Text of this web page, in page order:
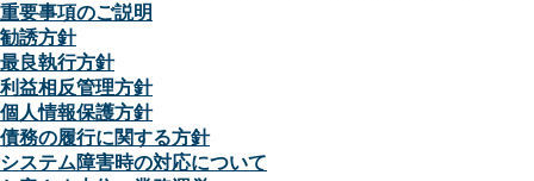
重要事項のご説明
勧誘方針
最良執行方針
利益相反管理方針
個人情報保護方針
債務の履行に関する方針
システム障害時の対応について